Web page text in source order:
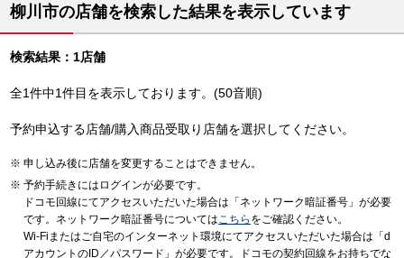
柳川市の店舗を検索した結果を表示しています
検索結果：1店舗
全1件中1件目を表示しております。(50音順)
予約申込する店舗/購入商品受取り店舗を選択してください。
申し込み後に店舗を変更することはできません。
予約手続きにはログインが必要です。
ドコモ回線にてアクセスいただいた場合は「ネットワーク暗証番号」が必要
です。ネットワーク暗証番号についてはこちら をご確認ください。
Wi-Fiまたはご自宅のインターネット環境にてアクセスいただいた場合は「d
アカウントのID／パスワード」が必要です。ドコモの契約回線をお持ちでな